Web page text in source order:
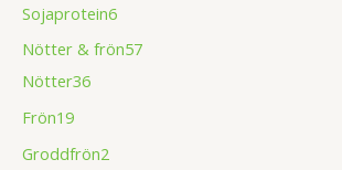
Sojaprotein6
Nötter & frön57
Nötter36
Frön19
Groddfrön2